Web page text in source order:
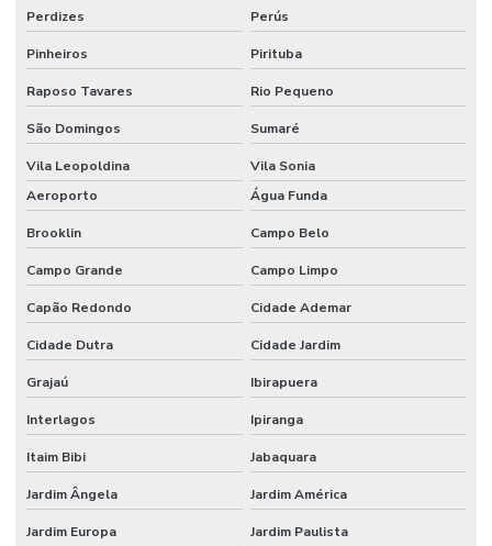
Etiquetas Bopp Removíveis Paraná
Etiquetas Bopp Removíveis Santa Catarina
Etiquetas Bopp Sem Cola Para Vidros
Etiquetas Couche Adesivas Sem Resíduo
Etiquetas Couche Sem Resíduo
Etiquetas Nylon Resinado Para Fabricação De Colchões
Etiquetas Nylon Resinado Sem Corte Minas Gerais
Etiquetas Para Encomendas Em Minas Gerais
Etiquetas Para Impressora Grande Demanda
Etiquetas Para Móveis E Vidros
Etiquetas Para Superfícies Removíveis
Perdizes Perús
Pinheiros Pirituba
Raposo Tavares Rio Pequeno
São Domingos Sumaré
Vila Leopoldina
Vila Sonia
Aeroporto
Água Funda
Brooklin Campo Belo
Campo Grande Campo Limpo
Capão Redondo Cidade Ademar
Cidade Dutra Cidade Jardim
Grajaú Ibirapuera
Interlagos Ipiranga
Itaim Bibi Jabaquara
Jardim Ângela Jardim América
Jardim Europa Jardim Paulista